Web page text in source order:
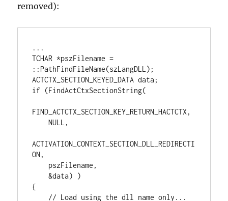
removed):
...
TCHAR *pszFilename =
::PathFindFileName(szLangDLL);
ACTCTX_SECTION_KEYED_DATA data;
if (FindActCtxSectionString(
FIND_ACTCTX_SECTION_KEY_RETURN_HACTCTX,
    NULL,
ACTIVATION_CONTEXT_SECTION_DLL_REDIRECTI
ON,
    &data) )
{